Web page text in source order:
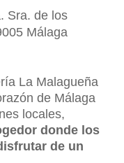
Sra. de los
Málaga
La Malagueña
de Málaga
locales,
donde los
de un